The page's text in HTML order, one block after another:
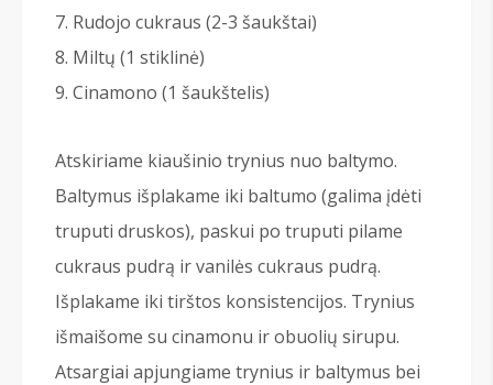
Rudojo cukraus (2-3 šaukštai)
Miltų (1 stiklinė)
Cinamono (1 šaukštelis)
Atskiriame kiaušinio trynius nuo baltymo.
Baltymus išplakame iki baltumo (galima įdėti
truputi druskos), paskui po truputi pilame
cukraus pudrą ir vanilės cukraus pudrą.
Išplakame iki tirštos konsistencijos. Trynius
išmaišome su cinamonu ir obuolių sirupu.
Atsargiai apjungiame trynius ir baltymus bei